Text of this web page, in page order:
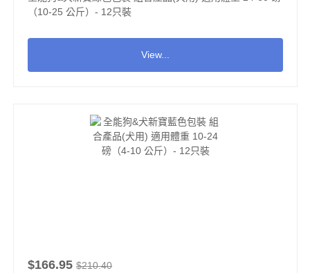
（10-25 公斤）- 12只裝
View...
$166.95 $210.40